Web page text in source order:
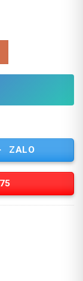
Hành 36 Tháng số
ZALO